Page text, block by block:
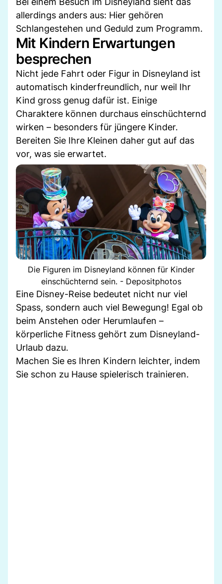
allerdings anders aus: Hier gehören
Schlangestehen und Geduld zum Programm.
Mit Kindern Erwartungen
besprechen
Nicht jede Fahrt oder Figur in Disneyland ist
automatisch kinderfreundlich, nur weil Ihr
Kind gross genug dafür ist. Einige
Charaktere können durchaus einschüchternd
wirken – besonders für jüngere Kinder.
Bereiten Sie Ihre Kleinen daher gut auf das
vor, was sie erwartet.
Die Figuren im Disneyland können für Kinder
einschüchternd sein. - Depositphotos
Eine Disney-Reise bedeutet nicht nur viel
Spass, sondern auch viel Bewegung! Egal ob
beim Anstehen oder Herumlaufen –
körperliche Fitness gehört zum Disneyland-
Urlaub dazu.
Machen Sie es Ihren Kindern leichter, indem
Sie schon zu Hause spielerisch trainieren.